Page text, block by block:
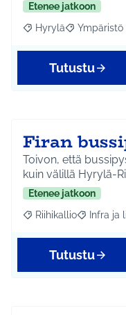
Etenee jatkoon
Rajaa tulokset
Hyrylä Rajaa
Ympäristö
Tutustu
Firan
Toivon, että
kuin välillä Hyrylä-
Etenee jatkoon
Rajaa tulokset
Riihikallio RajaaInfra ja
Tutustu